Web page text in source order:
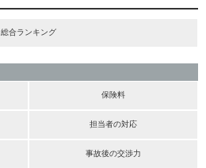
総合ランキング
保険料
担当者の対応
事故後の交渉力